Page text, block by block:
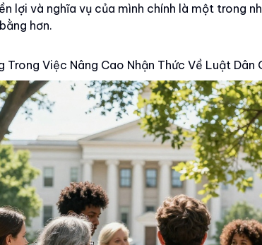
lợi và nghĩa vụ của mình chính là một trong
hơn.
Trong Việc Nâng Cao Nhận Thức Về Luật Dân